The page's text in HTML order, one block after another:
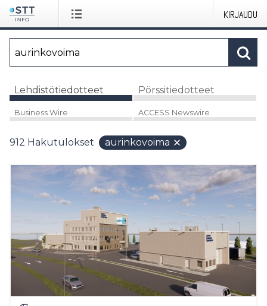
KIRJAUDU
Lehdistötiedotteet Pörssitiedotteet
Business Wire ACCESS Newswire
912 Hakutulokset aurinkovoima